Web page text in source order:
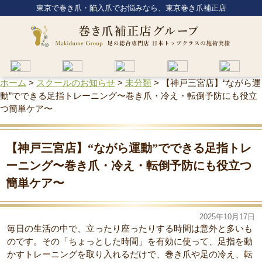
東京で巻き爪・陥入爪でお悩みなら、東京巻き爪補正店
ホーム > スクールのお知らせ > 未分類 >
【神戸三宮店】“ながら運
動”でできる足指トレーニング〜巻き爪・冷え・転倒予防にも役立
つ簡単ケア〜
【神戸三宮店】“ながら運動”でできる足指トレ
ーニング〜巻き爪・冷え・転倒予防にも役立つ
簡単ケア〜
2025年10月17日
毎日の生活の中で、立ったり座ったりする時間は意外と多いも
のです。その「ちょっとした時間」を有効に使って、足指を動
かすトレーニングを取り入れるだけで、巻き爪や足の冷え、転